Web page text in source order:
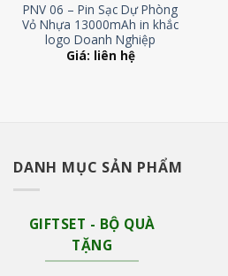
PNV 06 – Pin Sạc Dự Phòng
Vỏ Nhựa 13000mAh in khắc
logo Doanh Nghiệp
Giá: liên hệ
DANH MỤC SẢN PHẨM
GIFTSET - BỘ QUÀ
TẶNG